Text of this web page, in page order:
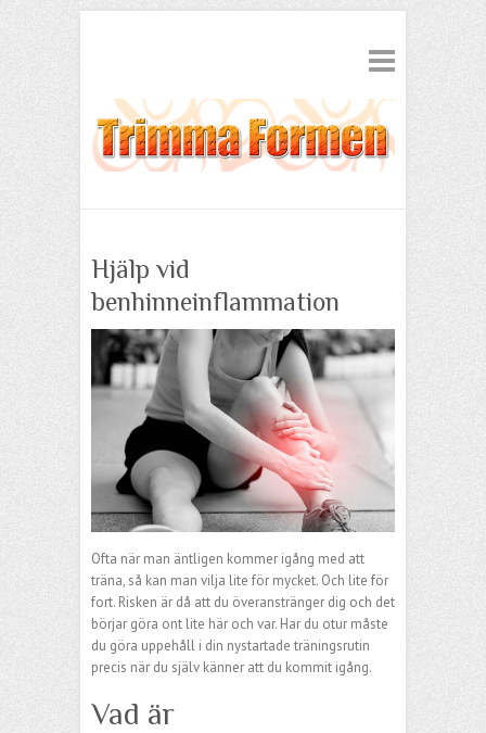
Hjälp vid
benhinneinflammation
Ofta när man äntligen kommer igång med att
träna, så kan man vilja lite för mycket. Och lite för
fort. Risken är då att du överanstränger dig och det
börjar göra ont lite här och var. Har du otur måste
du göra uppehåll i din nystartade träningsrutin
precis när du själv känner att du kommit igång.
Vad är